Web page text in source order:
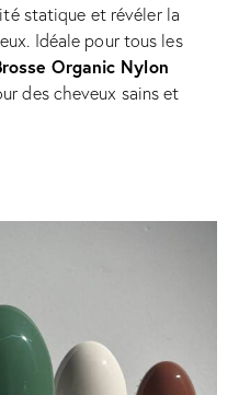
statique et révéler la
Idéale pour tous les
Organic Nylon
des cheveux sains et